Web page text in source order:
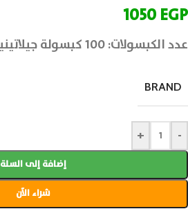
1050EGP
عدد الكبسولات: 100 كبسولة جيلاتينية
BRAND
-
+
إضافة إلى السلة
شراء الآن